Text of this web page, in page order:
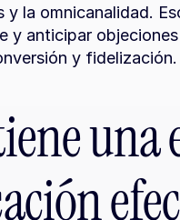
y la omnicanalidad.
y anticipar
y fidelización.
una